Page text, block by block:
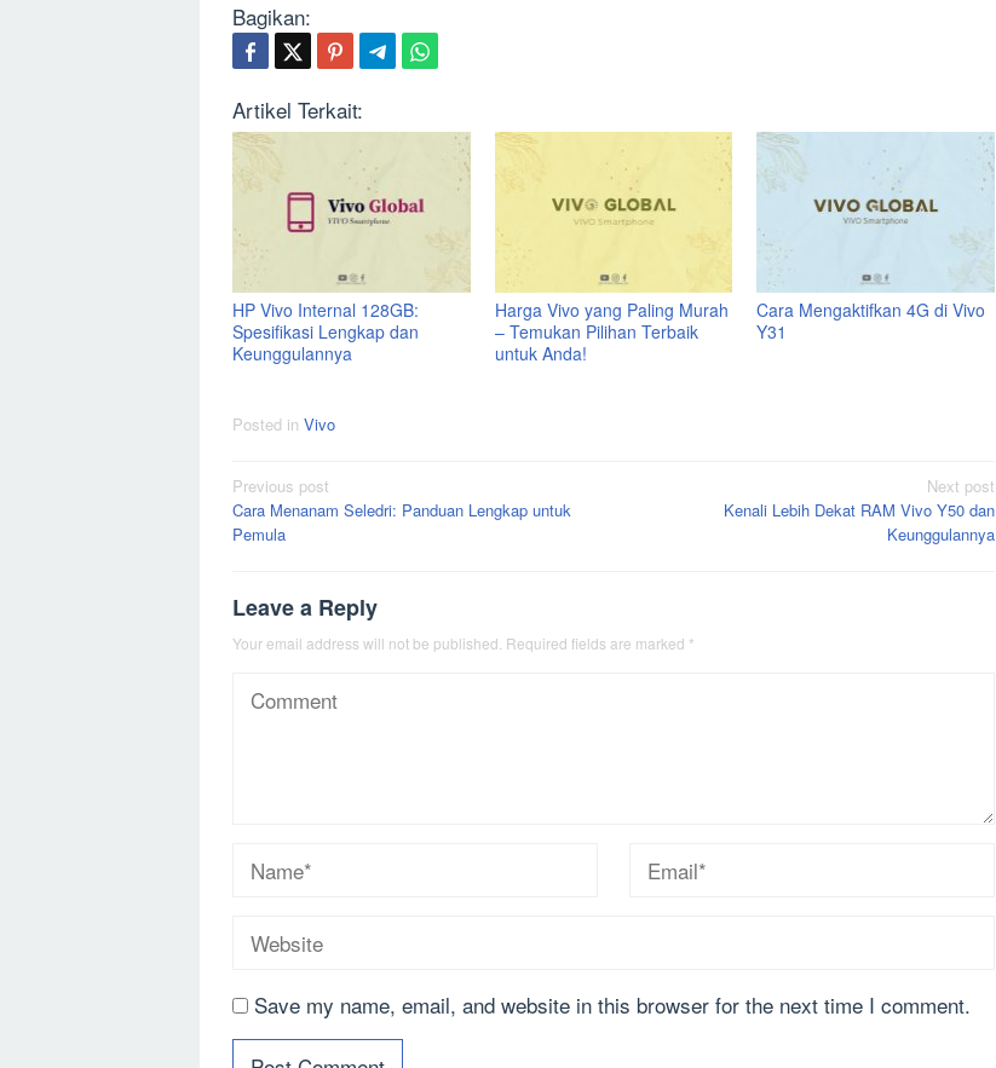
Bagikan:
Artikel Terkait:
HP Vivo Internal 128GB:
Spesifikasi Lengkap dan
Keunggulannya
Harga Vivo yang Paling Murah
– Temukan Pilihan Terbaik
untuk Anda!
Cara Mengaktifkan 4G di Vivo
Y31
Posted in Vivo
Post
navigation
Previous post
Cara Menanam Seledri: Panduan Lengkap untuk
Pemula
Next post
Kenali Lebih Dekat RAM Vivo Y50 dan
Keunggulannya
Leave a Reply
Your email address will not be published. Required fields are marked *
Save my name, email, and website in this browser for the next time I comment.